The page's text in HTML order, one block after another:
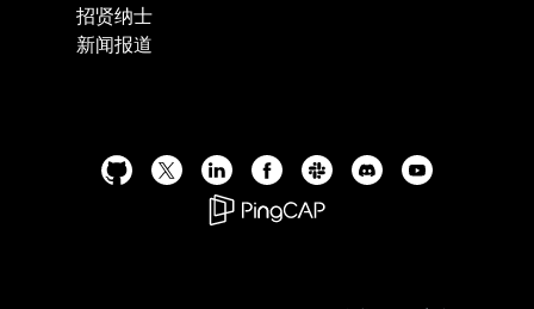
招贤纳士
新闻报道